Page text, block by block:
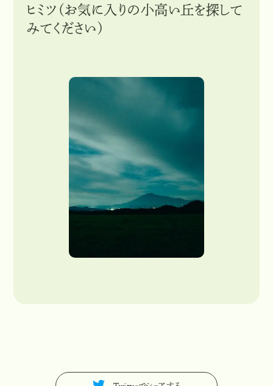
ヒミツ（お気に入りの小高い丘を探して
みてください）